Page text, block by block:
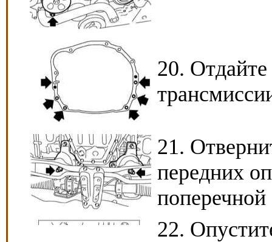
20.
21.
передних
поперечной
22.